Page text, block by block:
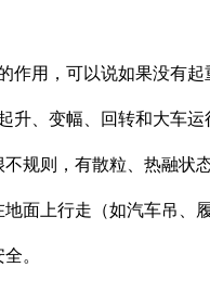
用，可以说如果没有
、变幅、回转和大车
规则，有散粒、热融状
面上行走（如汽车吊、
。